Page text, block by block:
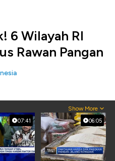
6 Wilayah RI
Rawan Pangan
Show More
07:41 06:05